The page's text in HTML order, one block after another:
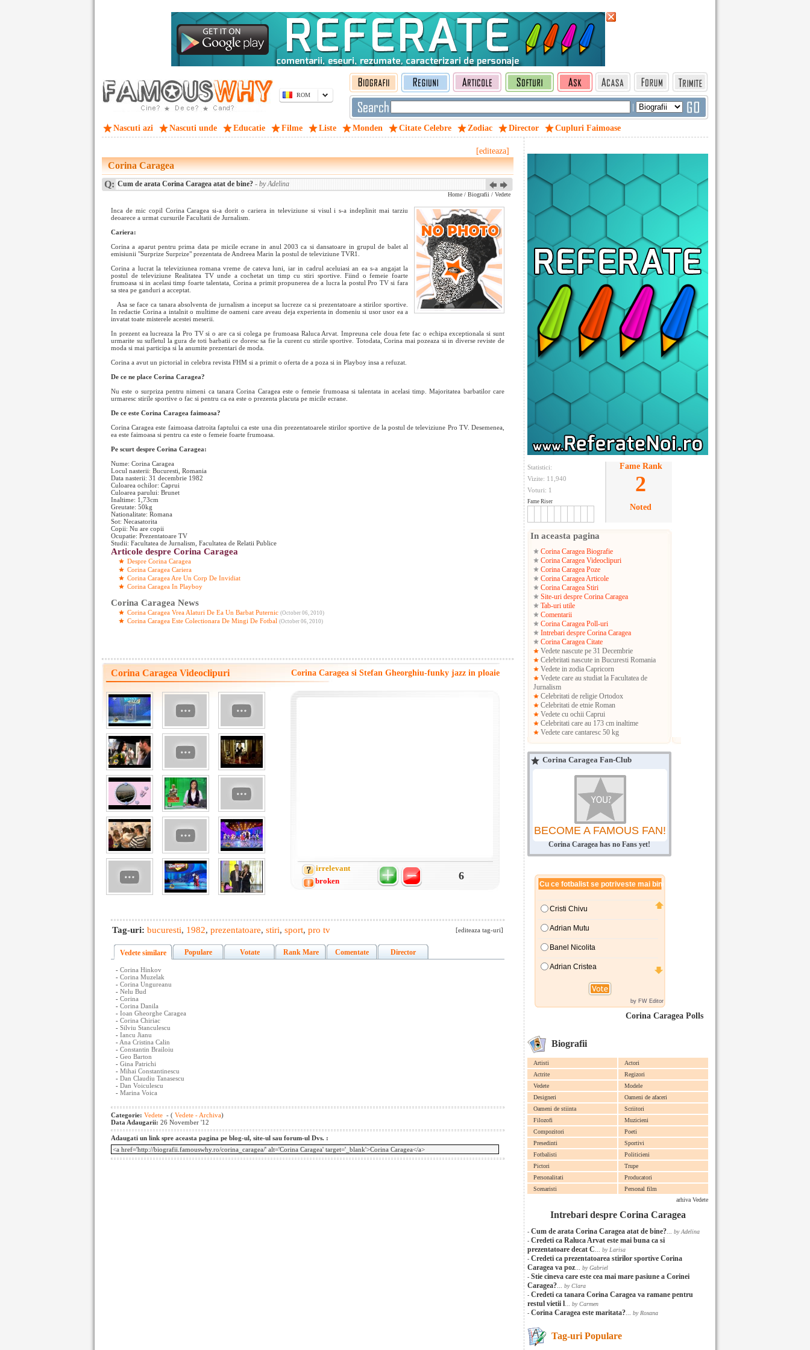
ROM
|
Nascuti azi Nascuti unde Educatie Filme Liste Monden Citate Celebre Zodiac Director Cupluri Faimoase
Statistici:
Vizite: 11,940
Voturi: 1
Fame Riser
Fame Rank
2
Noted
In aceasta pagina
Corina Caragea Biografie
Corina Caragea Videoclipuri
Corina Caragea Poze
Corina Caragea Articole
Corina Caragea Stiri
Site-uri despre Corina Caragea
Tab-uri utile
Comentarii
Corina Caragea Poll-uri
Intrebari despre Corina Caragea
Corina Caragea Citate
Vedete nascute pe 31 Decembrie
Celebritati nascute in Bucuresti Romania
Vedete in zodia Capricorn
Vedete care au studiat la Facultatea de
Jurnalism
Celebritati de religie Ortodox
Celebritati de etnie Roman
Vedete cu ochii Caprui
Celebritati care au 173 cm inaltime
Vedete care cantaresc 50 kg
Corina Caragea Fan-Club
BECOME A FAMOUS FAN!
Corina Caragea has no Fans yet!
Corina Caragea Polls
Biografii
Artisti
Actori
Actrite
Regizori
Vedete
Modele
Designeri
Oameni de afaceri
Oameni de stiinta
Scriitori
Filozofi
Muzicieni
Compozitori
Poeti
Presedinti
Sportivi
Fotbalisti
Politicieni
Pictori
Trupe
Personalitati
Producatori
Scenaristi
Personal film
arhiva Vedete
Intrebari despre Corina Caragea
- Cum de arata Corina Caragea atat de bine?
by Adelina
- Credeti ca Raluca Arvat este mai buna ca si
prezentatoare decat C
by Larisa
- Credeti ca prezentatoarea stirilor sportive Corina
Caragea va poz
by Gabriel
- Stie cineva care este cea mai mare pasiune a Corinei
Caragea?
by Clara
- Credeti ca tanara Corina Caragea va ramane pentru
restul vietii l
by Carmen
- Corina Caragea este maritata? by Roxana
Tag-uri Populare
[editeaza]
Corina Caragea
Q: Cum de arata Corina Caragea atat de bine? - by Adelina
Home / Biografii / Vedete
Inca de mic copil Corina Caragea si-a dorit o cariera in televiziune si visul i s-a indeplinit mai tarziu
deoarece a urmat cursurile Facultatii de Jurnalism.
Cariera:
Corina a aparut pentru prima data pe micile ecrane in anul 2003 ca si dansatoare in grupul de balet al
emisiunii "Surprize Surprize" prezentata de Andreea Marin la postul de televiziune TVR1.
Corina a lucrat la televiziunea romana vreme de cateva luni, iar in cadrul aceluiasi an ea s-a angajat la
postul de televiziune Realitatea TV unde a cochetat un timp cu stiri sportive. Fiind o femeie foarte
frumoasa si in acelasi timp foarte talentata, Corina a primit propunerea de a lucra la postul Pro TV si fara
sa stea pe ganduri a acceptat.
Asa se face ca tanara absolventa de jurnalism a inceput sa lucreze ca siprezentatoare a stirilor sportive.
In redactie Corina a intalnit o multime de oameni care aveau deja experienta in domeniu si usor usor ea a
invatat toate misterele acestei meserii.
In prezent ea lucreaza la Pro TV si o are ca si colega pe frumoasa Raluca Arvat. Impreuna cele doua fete fac o echipa exceptionala si sunt
urmarite su sufletul la gura de toti barbatii ce doresc sa fie la curent cu stirile sportive. Totodata, Corina mai pozeaza si in diverse reviste de
moda si mai participa si la anumite prezentari de moda.
Corina a avut un pictorial in celebra revista FHM si a primit o oferta de a poza si in Playboy insa a refuzat.
De ce ne place Corina Caragea?
Nu este o surpriza pentru nimeni ca tanara Corina Caragea este o femeie frumoasa si talentata in acelasi timp. Majoritatea barbatilor care
urmaresc stirile sportive o fac si pentru ca ea este o prezenta placuta pe micile ecrane.
De ce este Corina Caragea faimoasa?
Corina Caragea este faimoasa datroita faptului ca este una din prezentatoarele stirilor sportive de la postul de televiziune Pro TV. Desemenea,
ea este faimoasa si pentru ca este o femeie foarte frumoasa.
Pe scurt despre Corina Caragea:
Nume: Corina Caragea
Locul nasterii: Bucuresti, Romania
Data nasterii: 31 decembrie 1982
Culoarea ochilor: Caprui
Culoarea parului: Brunet
Inaltime: 1,73cm
Greutate: 50kg
Nationalitate: Romana
Sot: Necasatorita
Copii: Nu are copii
Ocupatie: Prezentatoare TV
Studii: Facultatea de Jurnalism, Facultatea de Relatii Publice
Articole despre Corina Caragea
Despre Corina Caragea
Corina Caragea Cariera
Corina Caragea Are Un Corp De Invidiat
Corina Caragea In Playboy
Corina Caragea News
Corina Caragea Vrea Alaturi De Ea Un Barbat Puternic (October 06, 2010)
Corina Caragea Este Colectionara De Mingi De Fotbal (October 06, 2010)
Corina Caragea Videoclipuri Corina Caragea si Stefan Gheorghiu-funky jazz in ploaie
irrelevant
6
broken
Tag-uri: bucuresti, 1982, prezentatoare, stiri, sport, pro tv [editeaza tag-uri]
Vedete similare Populare Votate Rank Mare Comentate Director
- Corina Hinkov
- Corina Muzelak
- Corina Ungureanu
- Nelu Bud
- Corina
- Corina Danila
- Ioan Gheorghe Caragea
- Corina Chiriac
- Silviu Stanculescu
- Iancu Jianu
- Ana Cristina Calin
- Constantin Brailoiu
- Geo Barton
- Gina Patrichi
- Mihai Constantinescu
- Dan Claudiu Tanasescu
- Dan Voiculescu
- Marina Voica
Categorie: Vedete - ( Vedete - Archiva)
Data Adaugarii: 26 November '12
Adaugati un link spre aceasta pagina pe blog-ul, site-ul sau forum-ul Dvs. :